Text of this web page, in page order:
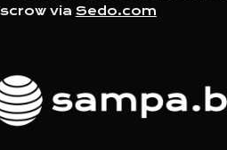
scrow via Sedo.com